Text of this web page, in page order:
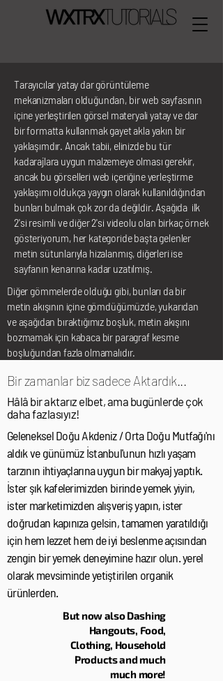
Tarayıcılar yatay dar görüntüleme
mekanizmaları olduğundan, bir web sayfasının
içine yerleştirilen görsel materyali yatay ve dar
bir formatta kullanmak gayet akla yakın bir
yaklaşımdır. Ancak tabii, elinizde bu tür
kadarajlara uygun malzemeye olması gerekir,
ancak bu görselleri web içeriğine yerleştirme
yaklaşımı oldukça yaygın olarak kullanıldığından
bunları bulmak çok zor da değildir. Aşağıda ilk
2'si resimli ve diğer 2'si videolu olan birkaç örnek
gösteriyorum, her kategoride başta gelenler
metin sütunlarıyla hizalanmış, diğerleri ise
sayfanın kenarına kadar uzatılmış.
Diğer gömmelerde olduğu gibi, bunları da bir
metin akışının içine gömdüğümüzde, yukarıdan
ve aşağıdan bıraktığımız boşluk, metin akışını
bozmamak için kabaca bir paragraf kesme
boşluğundan fazla olmamalıdır.
Bir zamanlar biz sadece Aktardık...
Hâlâ bir aktarız elbet, ama bugünlerde çok
daha fazlasıyız!
Geleneksel Doğu Akdeniz / Orta Doğu Mutfağı'nı
aldık ve günümüz İstanbul'unun hızlı yaşam
tarzının ihtiyaçlarına uygun bir makyaj yaptık.
İster şık kafelerimizden birinde yemek yiyin,
ister marketimizden alışveriş yapın, ister
doğrudan kapınıza gelsin, tamamen yaratıldığı
için hem lezzet hem de iyi beslenme açısından
zengin bir yemek deneyimine hazır olun. yerel
olarak mevsiminde yetiştirilen organik
ürünlerden.
But now also Dashing
Hangouts, Food,
Clothing, Household
Products and much
much more!